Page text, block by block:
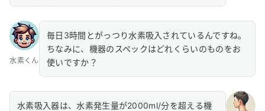
水素くん
毎日3時間とがっつり水素吸入されているんですね。
ちなみに、機器のスペックはどれくらいのものをお
使いですか？
水素吸入器は、水素発生量が2000ml/分を超える機